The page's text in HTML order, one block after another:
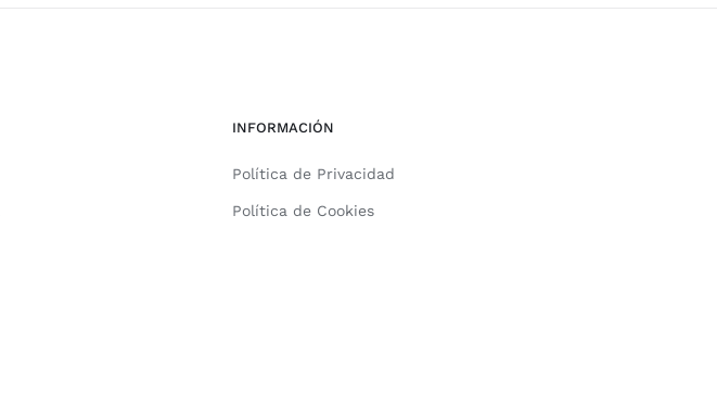
INFORMACIÓN
Política de Privacidad
Política de Cookies